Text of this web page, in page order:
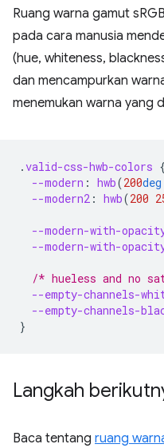
Ruang warna gamut
pada cara manusia
(hue, whiteness,
dan mencampurkan
menemukan warna yang
.valid-css-hwb-colors {
--modern : hwb(200deg
--modern2 : hwb(200
--modern-with-
--modern-with-
/* hueless and no
--empty-channels-
--empty-channels-
}
Langkah
Baca tentang ruang